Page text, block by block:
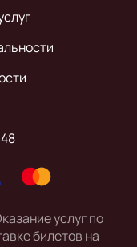
услуг по
билетов на